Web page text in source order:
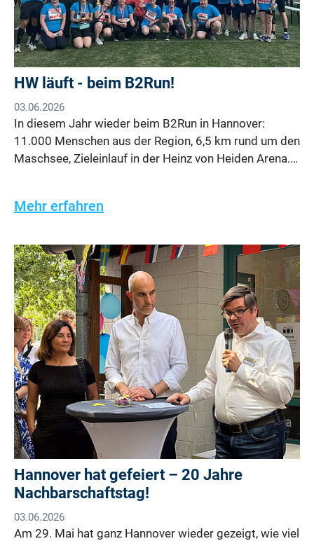
HW läuft - beim B2Run!
03.06.2026
In diesem Jahr wieder beim B2Run in Hannover:
11.000 Menschen aus der Region, 6,5 km rund um den
Maschsee, Zieleinlauf in der Heinz von Heiden Arena.…
Mehr erfahren
Hannover hat gefeiert – 20 Jahre
Nachbarschaftstag!
03.06.2026
Am 29. Mai hat ganz Hannover wieder gezeigt, wie viel